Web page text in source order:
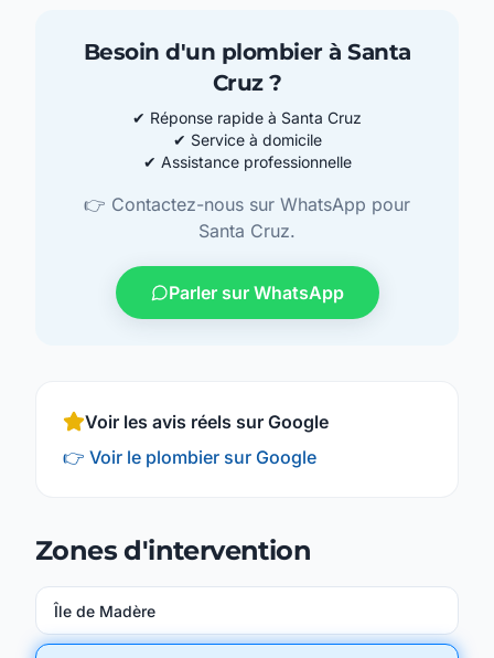
Besoin d'un plombier à Santa
Cruz ?
✔ Réponse rapide à Santa Cruz
✔ Service à domicile
✔ Assistance professionnelle
👉 Contactez-nous sur WhatsApp pour
Santa Cruz.
Parler sur WhatsApp
Voir les avis réels sur Google
👉 Voir le plombier sur Google
Zones d'intervention
Île de Madère